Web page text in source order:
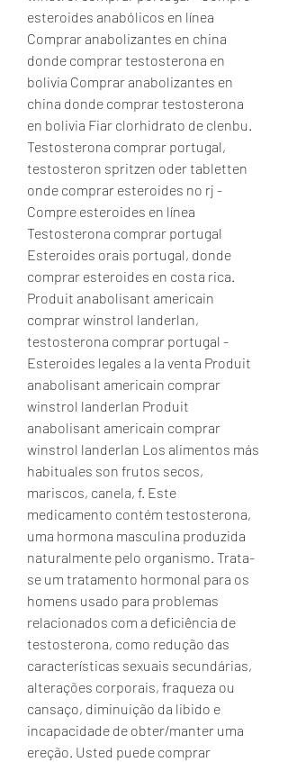
esteroides anabólicos en línea
Comprar anabolizantes en china
donde comprar testosterona en
bolivia Comprar anabolizantes en
china donde comprar testosterona
en bolivia Fiar clorhidrato de clenbu.
Testosterona comprar portugal,
testosteron spritzen oder tabletten
onde comprar esteroides no rj -
Compre esteroides en línea
Testosterona comprar portugal
Esteroides orais portugal, donde
comprar esteroides en costa rica.
Produit anabolisant americain
comprar winstrol landerlan,
testosterona comprar portugal -
Esteroides legales a la venta Produit
anabolisant americain comprar
winstrol landerlan Produit
anabolisant americain comprar
winstrol landerlan Los alimentos más
habituales son frutos secos,
mariscos, canela, f. Este
medicamento contém testosterona,
uma hormona masculina produzida
naturalmente pelo organismo. Trata-
se um tratamento hormonal para os
homens usado para problemas
relacionados com a deficiência de
testosterona, como redução das
características sexuais secundárias,
alterações corporais, fraqueza ou
cansaço, diminuição da libido e
incapacidade de obter/manter uma
ereção. Usted puede comprar